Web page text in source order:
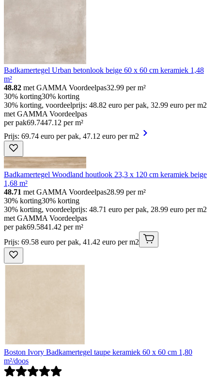
Badkamertegel Urban betonlook beige 60 x 60 cm keramiek 1,48
m²
48.82 met GAMMA Voordeelpas32.99 per m²
30% korting30% korting
30% korting, voordeelprijs: 48.82 euro per pak, 32.99 euro per m2
met GAMMA Voordeelpas
per pak69.7447.12 per m²
Prijs: 69.74 euro per pak, 47.12 euro per m2
Badkamertegel Woodland houtlook 23,3 x 120 cm keramiek beige
1,68 m²
48.71 met GAMMA Voordeelpas28.99 per m²
30% korting30% korting
30% korting, voordeelprijs: 48.71 euro per pak, 28.99 euro per m2
met GAMMA Voordeelpas
per pak69.5841.42 per m²
Prijs: 69.58 euro per pak, 41.42 euro per m2
Boston Ivory Badkamertegel taupe keramiek 60 x 60 cm 1,80
m²/doos